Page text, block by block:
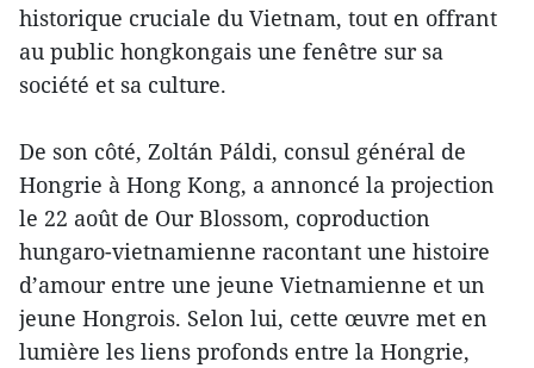
historique cruciale du Vietnam, tout en offrant
au public hongkongais une fenêtre sur sa
société et sa culture.
De son côté, Zoltán Páldi, consul général de
Hongrie à Hong Kong, a annoncé la projection
le 22 août de Our Blossom, coproduction
hungaro-vietnamienne racontant une histoire
d’amour entre une jeune Vietnamienne et un
jeune Hongrois. Selon lui, cette œuvre met en
lumière les liens profonds entre la Hongrie,